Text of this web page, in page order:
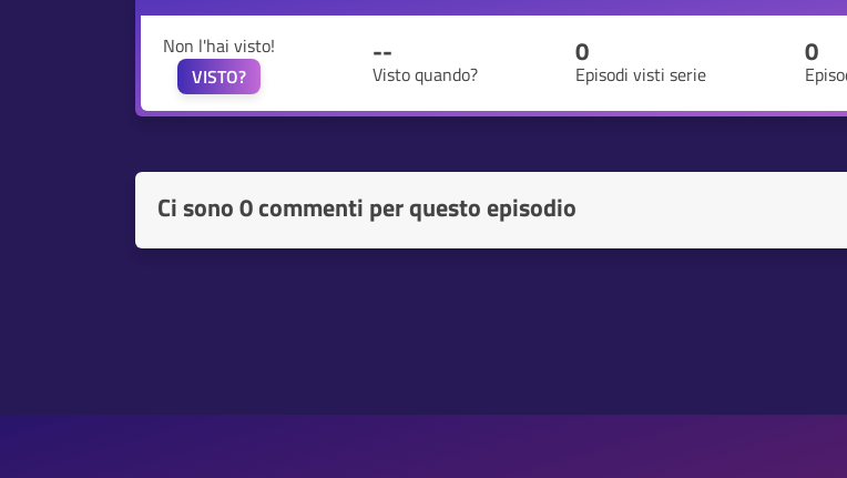
Non l'hai visto!
VISTO?
--
Visto quando?
0
Episodi visti serie
0
Ci sono0 commenti per questo episodio